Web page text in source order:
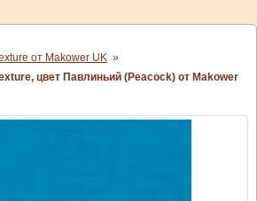
от Makower UK »
цвет Павлиньий (Peacock) от Makower